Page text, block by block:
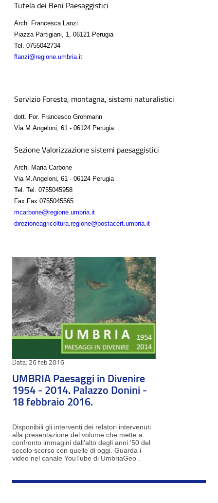
Tutela dei Beni Paesaggistici
Arch. Francesca Lanzi
Piazza Partigiani, 1, 06121 Perugia
Tel. 0755042734
flanzi@regione.umbria.it
Servizio Foreste, montagna, sistemi naturalistici
dott. For. Francesco Grohmann
Via M.Angeloni, 61 - 06124 Perugia
Sezione Valorizzazione sistemi paesaggistici
Arch. Maria Carbone
Via M.Angeloni, 61 - 06124 Perugia
Tel. Tel. 0755045958
Fax Fax 0755045565
mcarbone@regione.umbria.it
direzioneagricoltura.regione@postacert.umbria.it
26 feb 2016
UMBRIA Paesaggi in Divenire
1954 - 2014. Palazzo Donini -
18 febbraio 2016.
Disponibili gli interventi dei relatori intervenuti
alla presentazione del volume che mette a
confronto immagini dall'alto degli anni ‘50 del
secolo scorso con quelle di oggi. Guarda i
video nel canale YouTube di UmbriaGeo .